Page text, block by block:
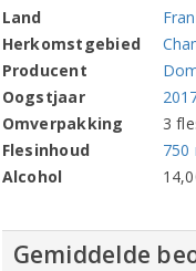
Land
Herkomstgebied
Producent
Oogstjaar
Omverpakking
3
Flesinhoud
750
Alcohol
Gemiddelde